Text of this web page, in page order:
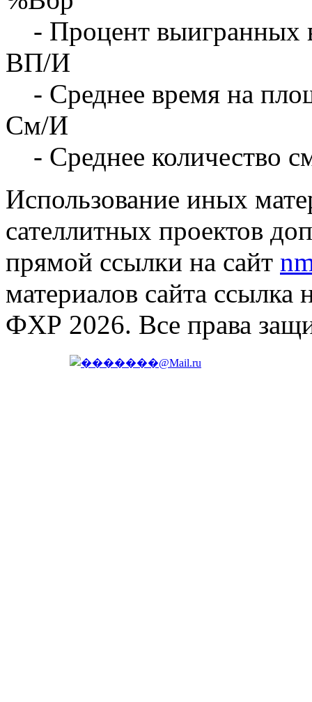
- Процент выигранных
ВП/И
- Среднее время на
См/И
- Среднее количество
Использование иных
сателлитных проектов
прямой ссылки на сайт
материалов сайта ссылка
ФХР 2026. Все права